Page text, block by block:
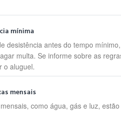
mínima
desistência antes do tempo
multa. Se informe sobre as
o aluguel.
mensais
como água, gás e luz,